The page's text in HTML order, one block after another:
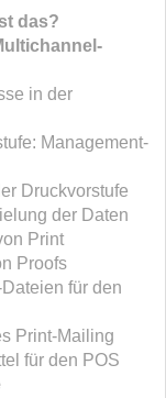
das?
in der
Management-
Druckvorstufe
der Daten
Print
Proofs
für den
Print-Mailing
für den POS